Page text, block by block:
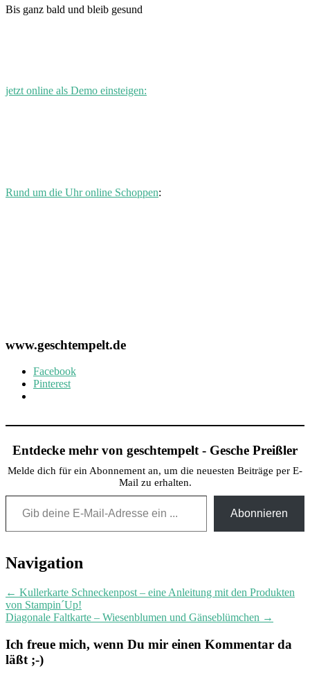
Bis ganz bald und bleib gesund
jetzt online als Demo einsteigen:
Rund um die Uhr online Schoppen:
www.geschtempelt.de
Facebook
Pinterest
Entdecke mehr von geschtempelt - Gesche Preißler
Melde dich für ein Abonnement an, um die neuesten Beiträge per E-
Mail zu erhalten.
Gib deine E-Mail-Adresse ein ...
Abonnieren
Post
Navigation
← Kullerkarte Schneckenpost – eine Anleitung mit den Produkten
von Stampin´Up!
Diagonale Faltkarte – Wiesenblumen und Gänseblümchen →
Ich freue mich, wenn Du mir einen Kommentar da
läßt ;-)